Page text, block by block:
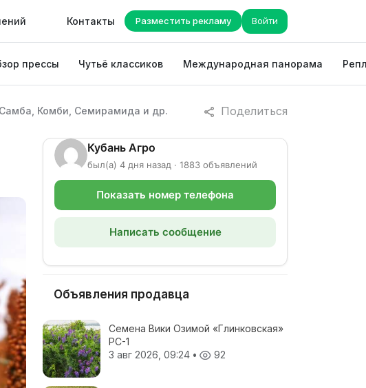
Контакты Разместить рекламу Войти
прессы Чутьё классиков Международная панорама
Поделиться
Комби, Семирамида и др.
Кубань Агро
был(а) 4 дня назад · 1883 объявлений
Показать номер телефона
Написать сообщение
Объявления продавца
Семена Вики Озимой «Глинковская»
РС-1
3 авг 2026, 09:24 • 92